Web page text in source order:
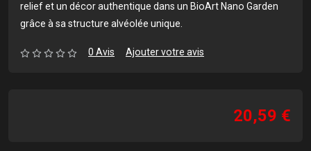
relief et un décor authentique dans un BioArt Nano Garden
grâce à sa structure alvéolée unique.
0 Avis Ajouter votre avis
20,59 €